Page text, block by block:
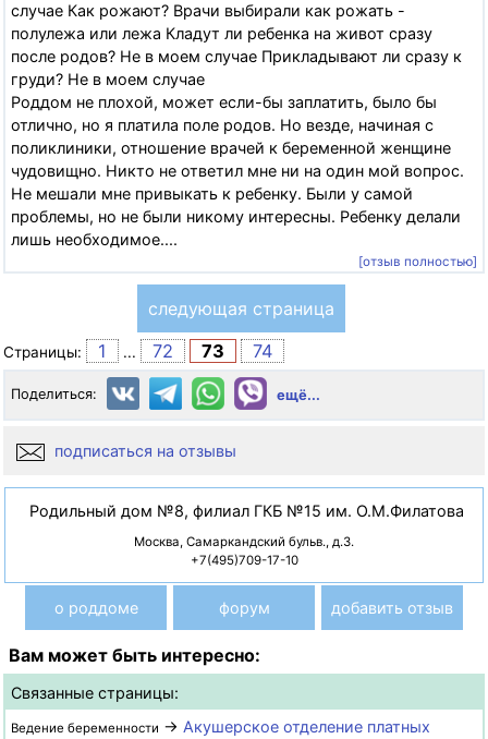
случае Как рожают? Врачи выбирали как рожать -
полулежа или лежа Кладут ли ребенка на живот сразу
после родов? Не в моем случае Прикладывают ли сразу к
груди? Не в моем случае
Роддом не плохой, может если-бы заплатить, было бы
отлично, но я платила поле родов. Но везде, начиная с
поликлиники, отношение врачей к беременной женщине
чудовищно. Никто не ответил мне ни на один мой вопрос.
Не мешали мне привыкать к ребенку. Были у самой
проблемы, но не были никому интересны. Ребенку делали
лишь необходимое....
[отзыв полностью]
следующая страница
Страницы: 1 ... 72 73 74
Поделиться: ещё...
подписаться на отзывы
Родильный дом №8, филиал ГКБ №15 им. О.М.Филатова
Москва, Самаркандский бульв., д.3.
+7(495)709-17-10
о роддоме форум добавить отзыв
Вам может быть интересно:
Связанные страницы:
Ведение беременности → Акушерское отделение платных